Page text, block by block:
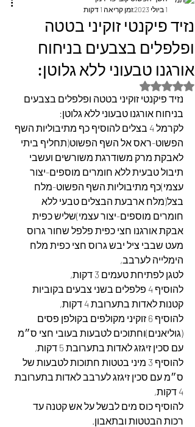
נזיד פיקנטי זוקיני בטטה
ופלפלים בצבעים בניחוח
אורגנו טבעוני ללא גלוטן:
1 ביולי 2023
זמן קריאה 1 דקות
דירוג של NaN מתוך 5 כוכבים
נזיד פיקנטי זוקיני בטטה ופלפלים בצבעים
בניחוח אורגנו טבעוני ללא גלוטן:
לקרמל 4 בצלים להוסיף כף מתיבוליות השף
הפשוט-ראס אל השף הפשוט(תחליף ביתי
לאבקת מרק משודרגת משורשים ועשבי
תיבול טבעית ללא חומרים מוספים-יצור
עצמי)כף מתיבוליות השף הפשוט-מלח
בצל(מלח ארבעת הבצלים טבעי ללא
חומרים מוספים-יצור עצמי)שליש כפית
אבקת אורגנו חצי כפית פלפל שחור גרוס
מעט שבבי ציל יבש גרוס חצי כפית מלח
הימלייה לערבב,
לטגן לפתיחת טעמים 3 דקות,
להוסיף 4 פלפלים בשני צבעים בקוביות
קטנות לאדות בתערובת 4 דקות,
להוסיף 6 זוקיני מקולפים בקולפן פסים
(גוליאנים)וחתוכים לטבעות בעובי חצי ס״מ
עם סכין זיגזג לאדות בתערובת 5 דקות,
להוסיף 3 מיני בטטות חתוכות לטבעות של
ס״מ עם סכין זיגזג לערבב לאדות בתערובת
4 דקות,
להוסיף כוס מים לבשל על אש קטנה עד
רכות הבטטות ובתאבון.